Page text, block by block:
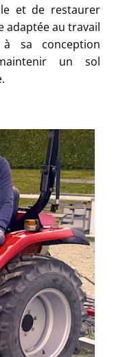
et de restaurer
adaptée au travail
à sa conception
un sol